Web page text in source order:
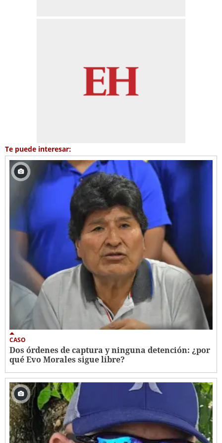
Te puede interesar:
CASO
Dos órdenes de captura y ninguna detención: ¿por
qué Evo Morales sigue libre?